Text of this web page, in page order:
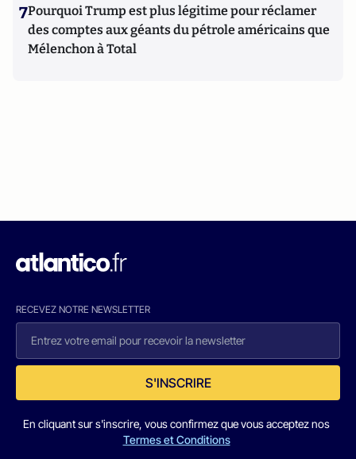
7Pourquoi Trump est plus légitime pour réclamer
des comptes aux géants du pétrole américains que
Mélenchon à Total
RECEVEZ NOTRE NEWSLETTER
S'INSCRIRE
En cliquant sur s'inscrire, vous confirmez que vous acceptez nos
Termes et Conditions